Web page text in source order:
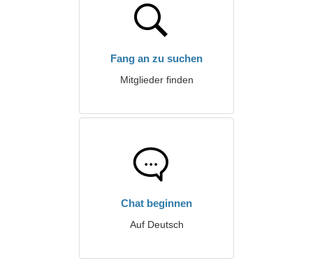
Fang an zu suchen
Mitglieder finden
Chat beginnen
Auf Deutsch